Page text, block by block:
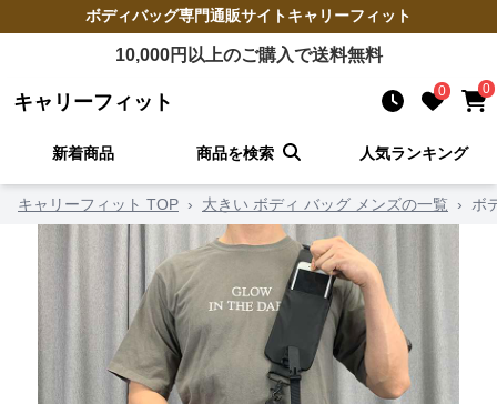
ボディバッグ専門通販サイトキャリーフィット
10,000円以上のご購入で送料無料
キャリーフィット 0 0
新着商品 商品を検索 人気ランキング
キャリーフィット TOP › 大きい ボディ バッグ メンズの一覧 › ボ